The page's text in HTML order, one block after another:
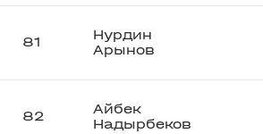
81
Нурдин
Арынов
82
Айбек
Надырбеков